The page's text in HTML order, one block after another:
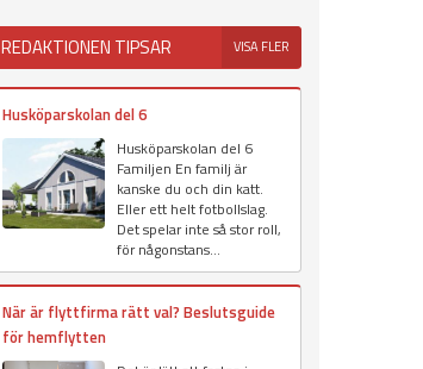
REDAKTIONEN TIPSAR VISA FLER
Husköparskolan del 6
Husköparskolan del 6
Familjen En familj är
kanske du och din katt.
Eller ett helt fotbollslag.
Det spelar inte så stor roll,
för någonstans...
När är flyttfirma rätt val? Beslutsguide
för hemflytten